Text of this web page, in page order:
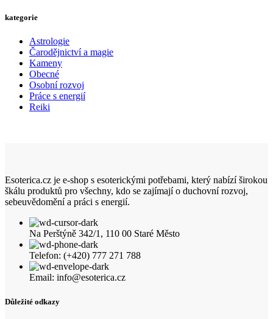
kategorie
Astrologie
Čarodějnictví a magie
Kameny
Obecné
Osobní rozvoj
Práce s energií
Reiki
Esoterica.cz je e-shop s esoterickými potřebami, který nabízí širokou
škálu produktů pro všechny, kdo se zajímají o duchovní rozvoj,
sebeuvědomění a práci s energií.
Na Perštýně 342/1, 110 00 Staré Město
Telefon: (+420) 777 271 788
Email: info@esoterica.cz
Důležité odkazy